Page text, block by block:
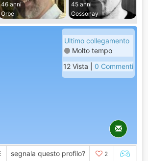
46 anni
Orbe
45 anni
Cossonay
Ultimo collegamento
Molto tempo
12 Vista | 0 Commenti
segnala questo profilo? 2